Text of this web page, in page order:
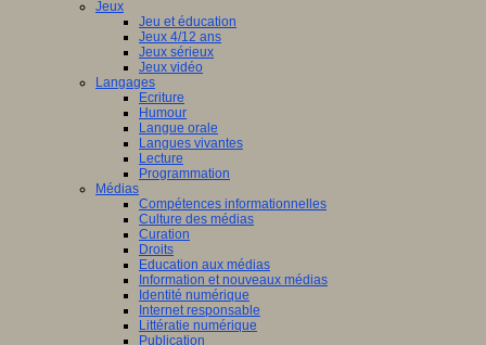
Jeux
Jeu et éducation
Jeux 4/12 ans
Jeux sérieux
Jeux vidéo
Langages
Ecriture
Humour
Langue orale
Langues vivantes
Lecture
Programmation
Médias
Compétences informationnelles
Culture des médias
Curation
Droits
Education aux médias
Information et nouveaux médias
Identité numérique
Internet responsable
Littératie numérique
Publication